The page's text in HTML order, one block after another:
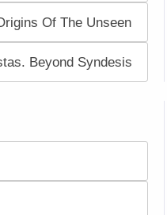
Of The Unseen
Beyond Syndesis